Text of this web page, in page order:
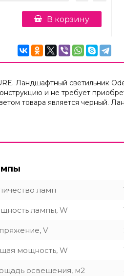
В корзину
Ландшафтный светильник
и не требует
товара является черный.
ламп
лампы, W
V
мощность, W
освещения, м2